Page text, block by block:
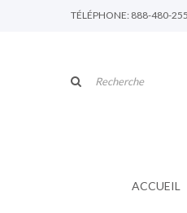
TÉLÉPHONE: 888-480-
ACCUEIL